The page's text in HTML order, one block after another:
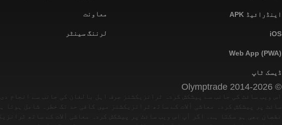
اینڈرائیڈ APK
iOS
Web App (PWA)
ڈیسک ٹاپ
معاونت
لرننگ سینٹر
© 2014-2026 Olymptrade
اس ویب سائٹ کی جانب سے پیشکش کردہ ٹرانزیکشنز صرف اہل بالغان کی جانب سے انجام
سائٹ پر پیشکش کردہ معاشی آلات کے ساتھ ٹرانزیکشنز میں کافی حد تک خطرہ شامل ہوتا
نقصان بھی ہو سکتا ہے۔ اگر آپ اس ویب سائٹ پر پیشکش کردہ معاشی آلات کے ساتھ